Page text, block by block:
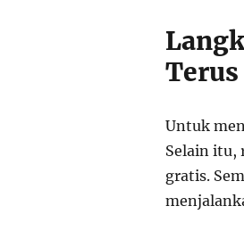
Untuk
Selain itu,
gratis.